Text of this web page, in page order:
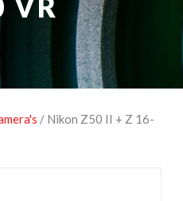
/ Nikon Z50 II + Z 16-